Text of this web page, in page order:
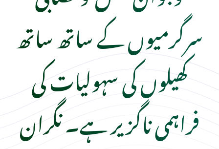
سرگرمیوں کے ساتھ ساتھ
کھیلوں کی سہولیات کی
فراہمی ناگزیر ہے۔ نگران